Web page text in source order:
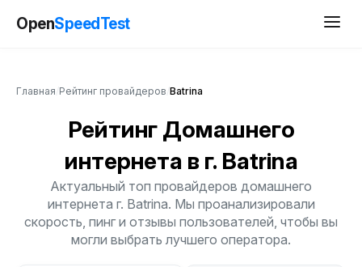
OpenSpeedTest
Главная Рейтинг провайдеров Batrina
Рейтинг Домашнего
интернета в г. Batrina
Актуальный топ провайдеров домашнего
интернета г. Batrina. Мы проанализировали
скорость, пинг и отзывы пользователей, чтобы вы
могли выбрать лучшего оператора.